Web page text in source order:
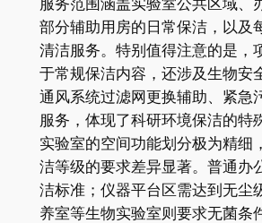
部分辅助用房的日常保洁，以及
清洁服务。特别值得注意的是，
于常规保洁内容，还涉及生物安
通风系统过滤网更换辅助、紧急
服务，体现了科研环境保洁的特
实验室的空间功能划分极为精细
洁等级的要求差异显著。普通办
洁标准；仪器平台区需达到无尘
养室等生物实验室则要求无菌条